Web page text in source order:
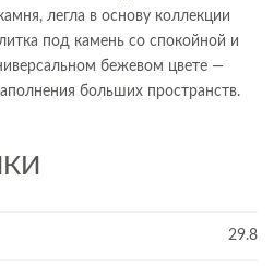
легла в основу коллекции
под камень со спокойной и
бежевом цвете —
больших пространств.
29.8